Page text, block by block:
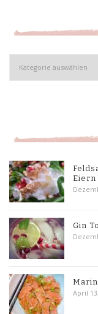
Kategorien
Eiern
Gin
April